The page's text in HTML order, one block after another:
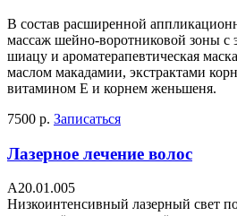
В состав расширенной
массаж шейно-воротниковой зоны с
шиацу и ароматерапевтическая
маслом макадамии, экстрактами
витамином Е и корнем женьшеня.
7500 р. Записаться
Лазерное лечение волос
А20.01.005
Низкоинтенсивный лазерный свет